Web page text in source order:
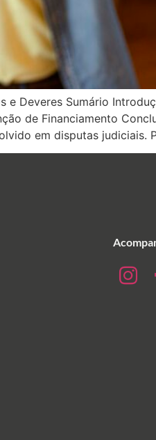
Deveres Sumário
de Financiamento
em disputas judiciais.